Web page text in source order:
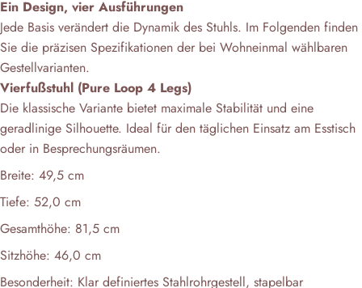
Ein Design, vier Ausführungen
Jede Basis verändert die Dynamik des Stuhls. Im Folgenden finden
Sie die präzisen Spezifikationen der bei Wohneinmal wählbaren
Gestellvarianten.
Vierfußstuhl (Pure Loop 4 Legs)
Die klassische Variante bietet maximale Stabilität und eine
geradlinige Silhouette. Ideal für den täglichen Einsatz am Esstisch
oder in Besprechungsräumen.
Breite: 49,5 cm
Tiefe: 52,0 cm
Gesamthöhe: 81,5 cm
Sitzhöhe: 46,0 cm
Besonderheit: Klar definiertes Stahlrohrgestell, stapelbar